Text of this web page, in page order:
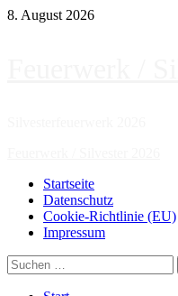
Zum
8. August 2026
Startseite
Datenschutz
Cookie-Richtlinie (EU)
Impressum
Suchen
nach: